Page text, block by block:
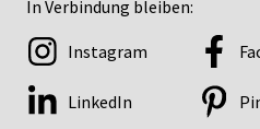
In Verbindung bleiben:
Instagram
LinkedIn